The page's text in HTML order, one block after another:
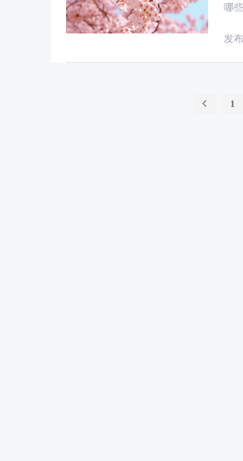
哪些品牌吧! 作者：刘博 来
发
1